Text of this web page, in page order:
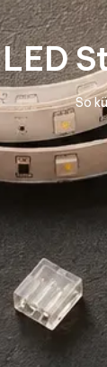
LED
So